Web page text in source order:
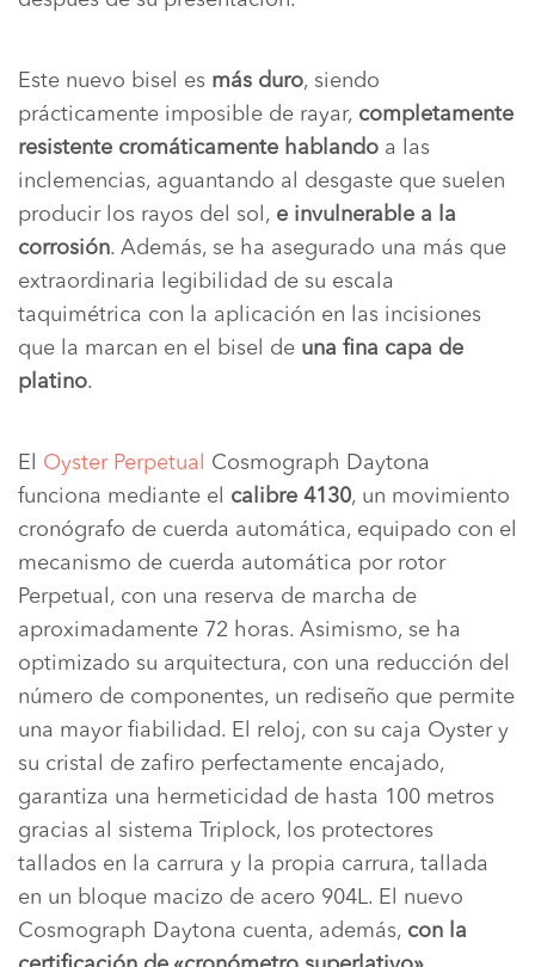
Este nuevo bisel es más duro, siendo
prácticamente imposible de rayar, completamente
resistente cromáticamente hablando a las
inclemencias, aguantando al desgaste que suelen
producir los rayos del sol, e invulnerable a la
corrosión. Además, se ha asegurado una más que
extraordinaria legibilidad de su escala
taquimétrica con la aplicación en las incisiones
que la marcan en el bisel de una fina capa de
platino.
El Oyster Perpetual
Cosmograph Daytona
funciona mediante el calibre 4130, un movimiento
cronógrafo de cuerda automática, equipado con el
mecanismo de cuerda automática por rotor
Perpetual, con una reserva de marcha de
aproximadamente 72 horas. Asimismo, se ha
optimizado su arquitectura, con una reducción del
número de componentes, un rediseño que permite
una mayor fiabilidad. El reloj, con su caja Oyster y
su cristal de zafiro perfectamente encajado,
garantiza una hermeticidad de hasta 100 metros
gracias al sistema Triplock, los protectores
tallados en la carrura y la propia carrura, tallada
en un bloque macizo de acero 904L. El nuevo
Cosmograph Daytona cuenta, además, con la